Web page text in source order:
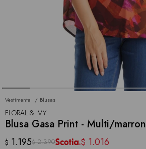
Vestimenta Blusas
FLORAL & IVY
Blusa Gasa Print - Multi/marron
$ 1.195$ 2.390 $ 1.016